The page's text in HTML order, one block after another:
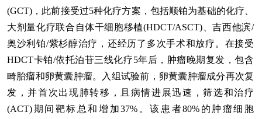
(GCT)，此前接受过5种化疗方案，包括顺铂为基础的化疗、
大剂量化疗联合自体干细胞移植(HDCT/ASCT)、吉西他滨/
奥沙利铂/紫杉醇治疗，还经历了多次手术和放疗。在接受
HDCT卡铂/依托泊苷三线化疗5年后，肿瘤晚期复发，包含
畸胎瘤和卵黄囊肿瘤。入组试验前，卵黄囊肿瘤成分再次复
发，并首次出现肺转移，且病情进展迅速，筛选和治疗
(ACT)期间靶标总和增加37%。该患者80%的肿瘤细胞